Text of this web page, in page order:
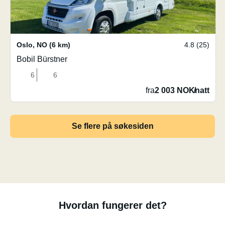
Oslo, NO (6 km) 4.8 (25)
Bobil Bürstner
6 6
fra2 003 NOK/natt
Se flere på søkesiden
Hvordan fungerer det?